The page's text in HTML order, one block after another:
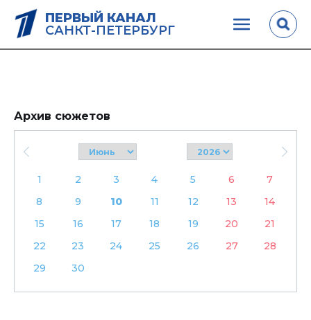
ПЕРВЫЙ КАНАЛ
САНКТ-ПЕТЕРБУРГ
Архив сюжетов
1 2 3 4 5 6
7
8
9 10 11 12 13
14
15
16 17 18 19 20
21
22
23 24 25 26 27
28
29
30